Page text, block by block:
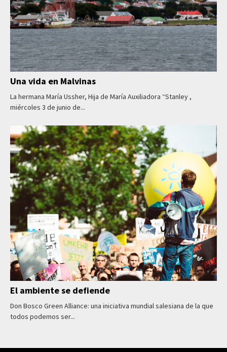
Una vida en Malvinas
La hermana María Ussher, Hija de María Auxiliadora “Stanley ,
miércoles 3 de junio de...
El ambiente se defiende
Don Bosco Green Alliance: una iniciativa mundial salesiana de la que
todos podemos ser...